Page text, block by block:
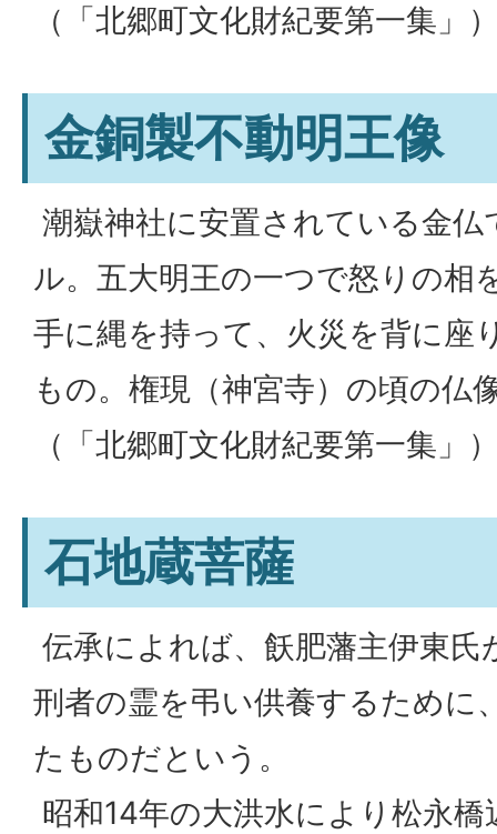
（「北郷町文化財紀要第一集」
金銅製不動明王像
潮嶽神社に安置されている金
ル。五大明王の一つで怒りの相
手に縄を持って、火災を背に座
もの。権現（神宮寺）の頃の仏
（「北郷町文化財紀要第一集」
石地蔵菩薩
伝承によれば、飫肥藩主伊東
刑者の霊を弔い供養するために
たものだという。
昭和14年の大洪水により松永